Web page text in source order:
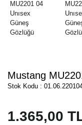
Mustang
Stok Kodu :
1.365,00